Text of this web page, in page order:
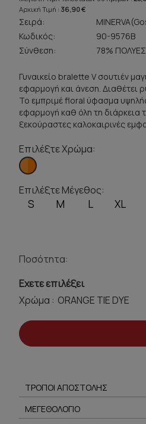
Αρχική Τιμή : 36,90 €
Σειρά:
Κωδικός:
90-9576B
Σύνθεση:
78%
Γυναικείο bralette V σουτιέν
εφαρμογή και άνεση. Διαθέτει
Το εμπριμέ floral ύφασμα
εφαρμογή καθ όλη τη διάρκεια
ξεκούραστες καλοκαιρινές
Επιλέξτε Χρώμα:
Επιλέξτε Μέγεθος:
S M L XL
Ποσότητα:
Εχετε επιλέξει
Χρώμα :
ΤΡΟΠΟΙ ΑΠΟΣΤΟΛΗΣ
ΜΕΓΕΘΟΛΟΓΙΟ